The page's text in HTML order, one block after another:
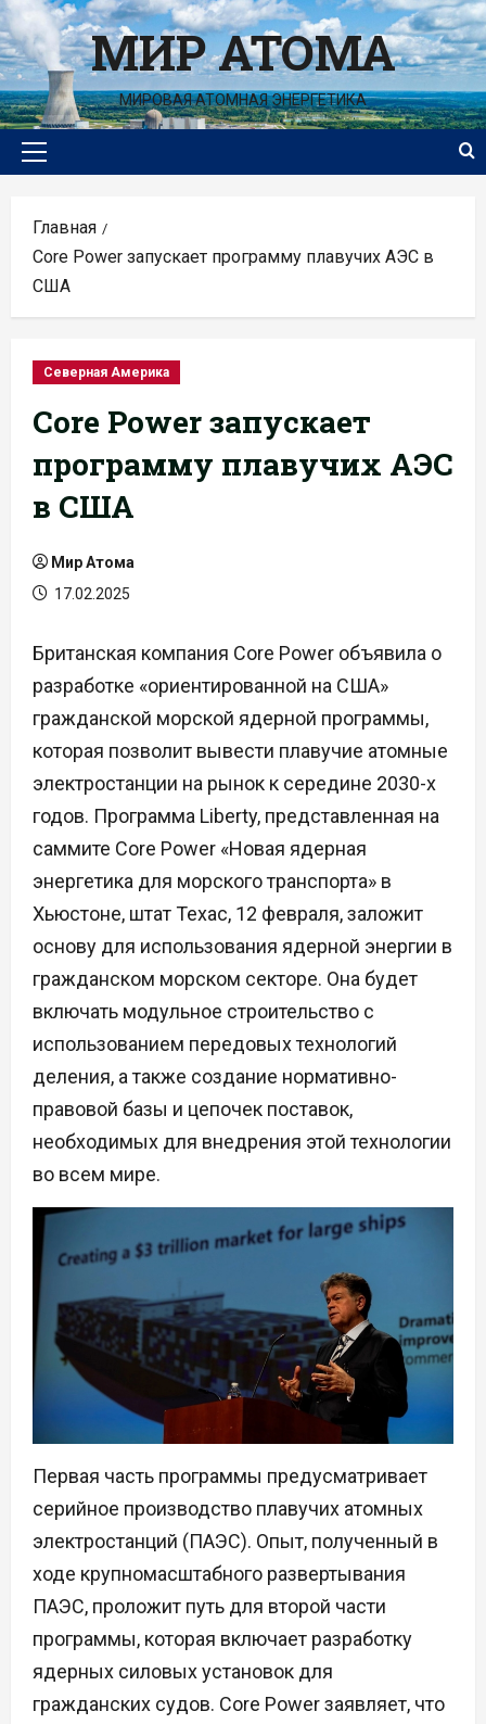
Перейти
к
содержимомуМИР АТОМА
МИРОВАЯ АТОМНАЯ ЭНЕРГЕТИКА
Основное
Главная
Core Power запускает программу плавучих АЭС в
США
Северная Америка
Core Power запускает
программу плавучих АЭС
в США
Мир Атома
17.02.2025
Британская компания Core Power объявила о
разработке «ориентированной на США»
гражданской морской ядерной программы,
которая позволит вывести плавучие атомные
электростанции на рынок к середине 2030-х
годов. Программа Liberty, представленная на
саммите Core Power «Новая ядерная
энергетика для морского транспорта» в
Хьюстоне, штат Техас, 12 февраля, заложит
основу для использования ядерной энергии в
гражданском морском секторе. Она будет
включать модульное строительство с
использованием передовых технологий
деления, а также создание нормативно-
правовой базы и цепочек поставок,
необходимых для внедрения этой технологии
во всем мире.
Первая часть программы предусматривает
серийное производство плавучих атомных
электростанций (ПАЭС). Опыт, полученный в
ходе крупномасштабного развертывания
ПАЭС, проложит путь для второй части
программы, которая включает разработку
ядерных силовых установок для
гражданских судов. Core Power заявляет, что